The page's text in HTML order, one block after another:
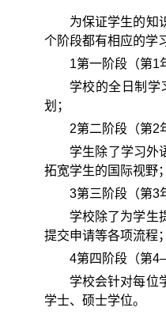
为保证学生的知
个阶段都有相应的学
1第一阶段（第1
学校的全日制学
划；
2第二阶段（第2
学生除了学习外
拓宽学生的国际视野；
3第三阶段（第3
学校除了为学生
提交申请等各项流程；
4第四阶段（第
学校会针对每位
学士、硕士学位。